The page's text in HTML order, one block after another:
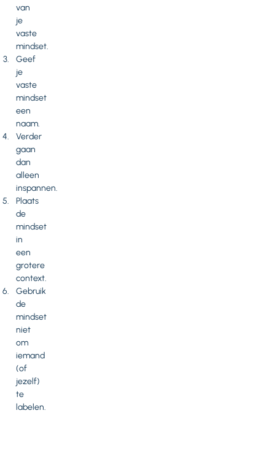
van
je
vaste
mindset.
Geef
je
vaste
mindset
een
naam.
Verder
gaan
dan
alleen
inspannen.
Plaats
de
mindset
in
een
grotere
context.
Gebruik
de
mindset
niet
om
iemand
(of
jezelf)
te
labelen.